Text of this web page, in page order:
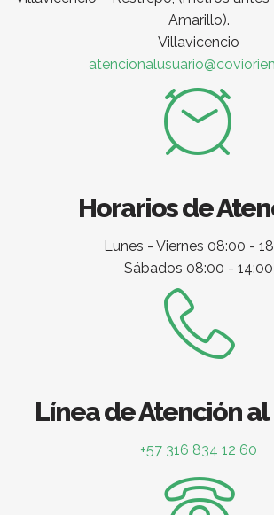
Amarillo).
Villavicencio
Horarios de
Lunes - Viernes 08:00 -
Sábados 08:00 - 14:00
Línea de Atención
+57 316 834 12 60